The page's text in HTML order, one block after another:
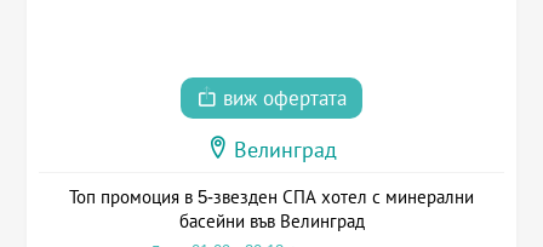
виж офертата
Велинград
Топ промоция в 5-звезден СПА хотел с минерални
басейни във Велинград